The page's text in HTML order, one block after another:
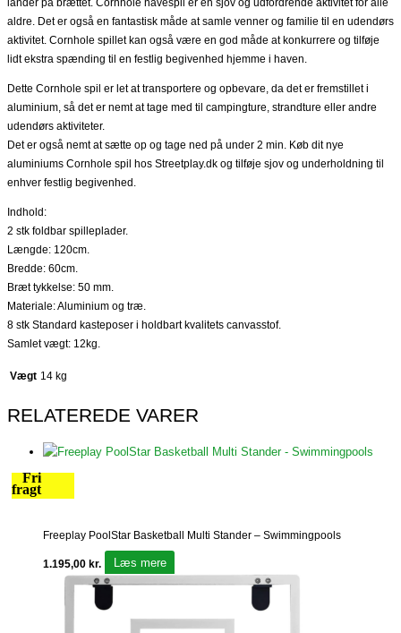
lander på brættet. Cornhole havespil er en sjov og udfordrende aktivitet for alle
aldre. Det er også en fantastisk måde at samle venner og familie til en udendørs
aktivitet. Cornhole spillet kan også være en god måde at konkurrere og tilføje
lidt ekstra spænding til en festlig begivenhed hjemme i haven.
Dette Cornhole spil er let at transportere og opbevare, da det er fremstillet i
aluminium, så det er nemt at tage med til campingture, strandture eller andre
udendørs aktiviteter.
Det er også nemt at sætte op og tage ned på under 2 min. Køb dit nye
aluminiums Cornhole spil hos Streetplay.dk og tilføje sjov og underholdning til
enhver festlig begivenhed.
Indhold:
2 stk foldbar spilleplader.
Længde: 120cm.
Bredde: 60cm.
Bræt tykkelse: 50 mm.
Materiale: Aluminium og træ.
8 stk Standard kasteposer i holdbart kvalitets canvasstof.
Samlet vægt: 12kg.
Vægt 14 kg
RELATEREDE VARER
Fri
fragt
Freeplay PoolStar Basketball Multi Stander – Swimmingpools
1.195,00 kr. Læs mere